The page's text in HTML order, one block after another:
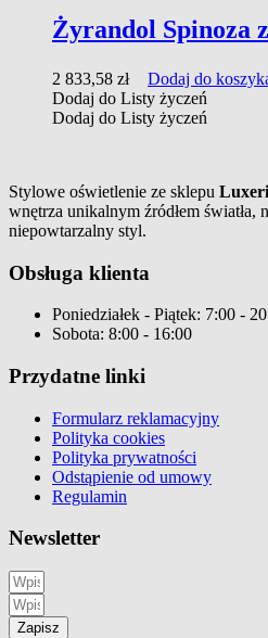
Żyrandol Spinoza
2 833,58 zł
Dodaj do
Dodaj do Listy życzeń
Dodaj do Listy życzeń
Stylowe oświetlenie ze sklepu
wnętrza unikalnym źródłem światła,
niepowtarzalny styl.
Obsługa klienta
Poniedziałek - Piątek: 7:00 -
Sobota: 8:00 - 16:00
Przydatne linki
Formularz reklamacyjny
Polityka cookies
Polityka prywatności
Odstąpienie od umowy
Regulamin
Newsletter
Zapisz